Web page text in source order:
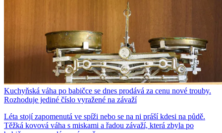
Kuchyňská váha po babičce se dnes prodává za cenu nové trouby.
Rozhoduje jediné číslo vyražené na závaží
Léta stojí zapomenutá ve spíži nebo se na ni práší kdesi na půdě.
Těžká kovová váha s miskami a řadou závaží, která zbyla po